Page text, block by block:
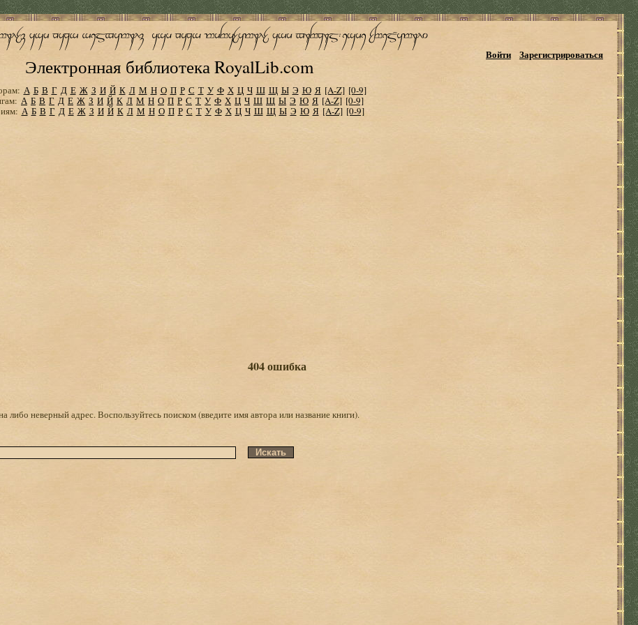
Электронная библиотека RoyalLib.com
Войти Зарегистрироваться
А Б В Г Д Е Ж З И Й К Л М Н О П Р С Т У Ф Х Ц Ч Ш Щ Ы Э Ю Я [A-Z] [0-9]
А Б В Г Д Е Ж З И Й К Л М Н О П Р С Т У Ф Х Ц Ч Ш Щ Ы Э Ю Я [A-Z] [0-9]
А Б В Г Д Е Ж З И Й К Л М Н О П Р С Т У Ф Х Ц Ч Ш Щ Ы Э Ю Я [A-Z] [0-9]
404 ошибка
либо неверный адрес. Воспользуйтесь поиском (введите имя автора или название книги).